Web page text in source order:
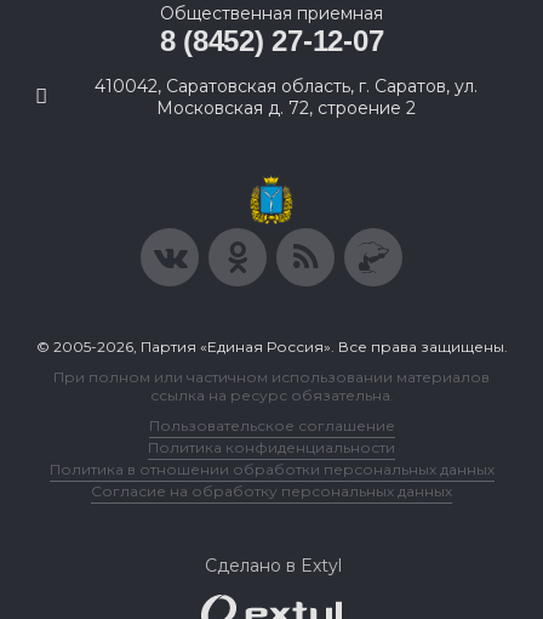
Общественная приемная
8 (8452) 27-12-07
410042, Саратовская область, г. Саратов, ул.
Московская д. 72, строение 2
© 2005-2026, Партия «Единая Россия». Все права защищены.
При полном или частичном использовании материалов
ссылка на ресурс обязательна.
Пользовательское соглашение
Политика конфиденциальности
Политика в отношении обработки персональных данных
Согласие на обработку персональных данных
Сделано в Extyl